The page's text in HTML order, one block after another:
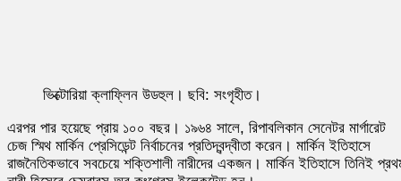
ভিক্টোরিয়া ক্লাফ্লিন উডহুল। ছবি: সংগৃহীত।
এরপর পার হয়েছে প্রায় ১০০ বছর। ১৯৬৪ সালে, রিপাবলিকান সেনেটর মার্গারেট
চেজ স্মিথ মার্কিন প্রেসিডেন্ট নির্বাচনের প্রতিদ্বন্দ্বীতা করেন। মার্কিন ইতিহাসে
রাজনৈতিকভাবে সবচেয়ে শক্তিশালী নারীদের একজন। মার্কিন ইতিহাসে তিনিই